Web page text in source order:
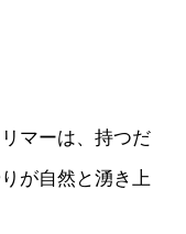
マーは、持つだ
が自然と湧き上